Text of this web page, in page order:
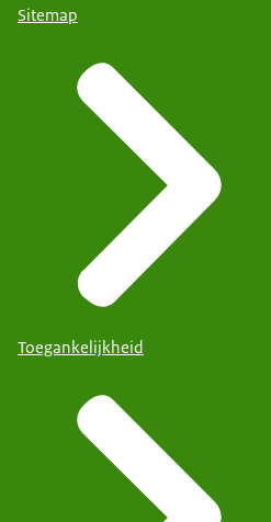
Sitemap
Toegankelijkheid